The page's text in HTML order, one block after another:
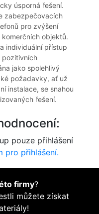
úsporná řešení.
zabezpečovacích
pro zvýšení
objektů.
individuální přístup
pozitivních
jako spolehlivý
požadavky, ať už
instalace, se snahou
řešení.
pouze přihlášení
pro přihlášení.
firmy?
můžete získat